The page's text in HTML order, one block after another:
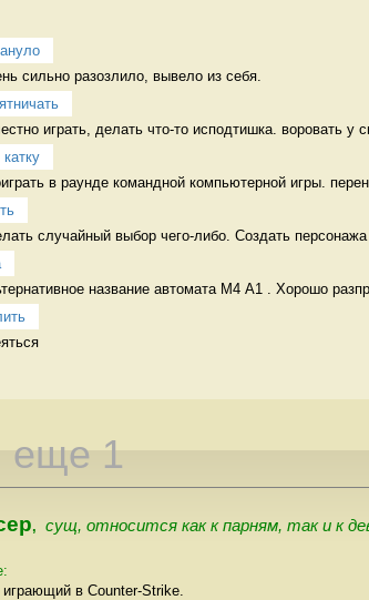
сильно разозлило, вывело из себя.
играть, делать что-то исподтишка. воровать у
в раунде командной компьютерной игры.
случайный выбор чего-либо. Создать
название автомата М4 А1 . Хорошо
еще 1
, сущ, относится как к парням, так и к
в Counter-Strike.